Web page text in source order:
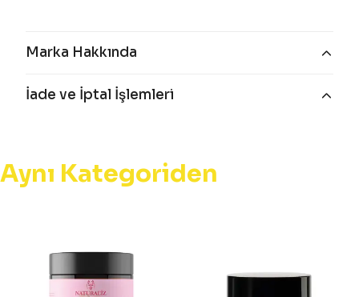
Marka Hakkında
İade ve İptal İşlemleri
Aynı Kategoriden